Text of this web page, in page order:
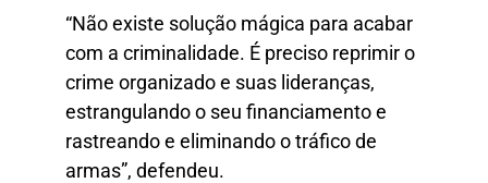
“Não existe solução mágica para acabar
com a criminalidade. É preciso reprimir o
crime organizado e suas lideranças,
estrangulando o seu financiamento e
rastreando e eliminando o tráfico de
armas”, defendeu.